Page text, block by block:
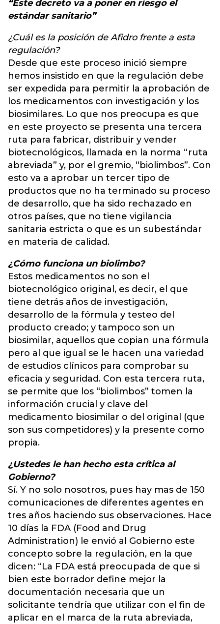
“Este decreto va a poner en riesgo el
estándar sanitario”
¿Cuál es la posición de Afidro frente a esta
regulación?
Desde que este proceso inició siempre
hemos insistido en que la regulación debe
ser expedida para permitir la aprobación de
los medicamentos con investigación y los
biosimilares. Lo que nos preocupa es que
en este proyecto se presenta una tercera
ruta para fabricar, distribuir y vender
biotecnológicos, llamada en la norma “ruta
abreviada” y, por el gremio, “biolimbos”. Con
esto va a aprobar un tercer tipo de
productos que no ha terminado su proceso
de desarrollo, que ha sido rechazado en
otros países, que no tiene vigilancia
sanitaria estricta o que es un subestándar
en materia de calidad.
¿Cómo funciona un biolimbo?
Estos medicamentos no son el
biotecnológico original, es decir, el que
tiene detrás años de investigación,
desarrollo de la fórmula y testeo del
producto creado; y tampoco son un
biosimilar, aquellos que copian una fórmula
pero al que igual se le hacen una variedad
de estudios clínicos para comprobar su
eficacia y seguridad. Con esta tercera ruta,
se permite que los “biolimbos” tomen la
información crucial y clave del
medicamento biosimilar o del original (que
son sus competidores) y la presente como
propia.
¿Ustedes le han hecho esta crítica al
Gobierno?
Sí. Y no solo nosotros, pues hay mas de 150
comunicaciones de diferentes agentes en
tres años haciendo sus observaciones. Hace
10 días la FDA (Food and Drug
Administration) le envió al Gobierno este
concepto sobre la regulación, en la que
dicen: “La FDA está preocupada de que si
bien este borrador define mejor la
documentación necesaria que un
solicitante tendría que utilizar con el fin de
aplicar en el marca de la ruta abreviada,